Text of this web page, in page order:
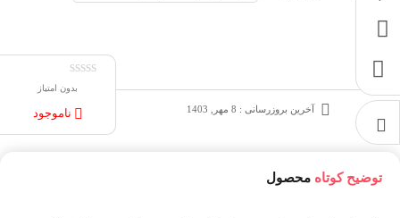
آخرین بروزرسانی : 8 مهر, 1403
بدون امتیاز
ناموجود
توضیح کوتاه محصول